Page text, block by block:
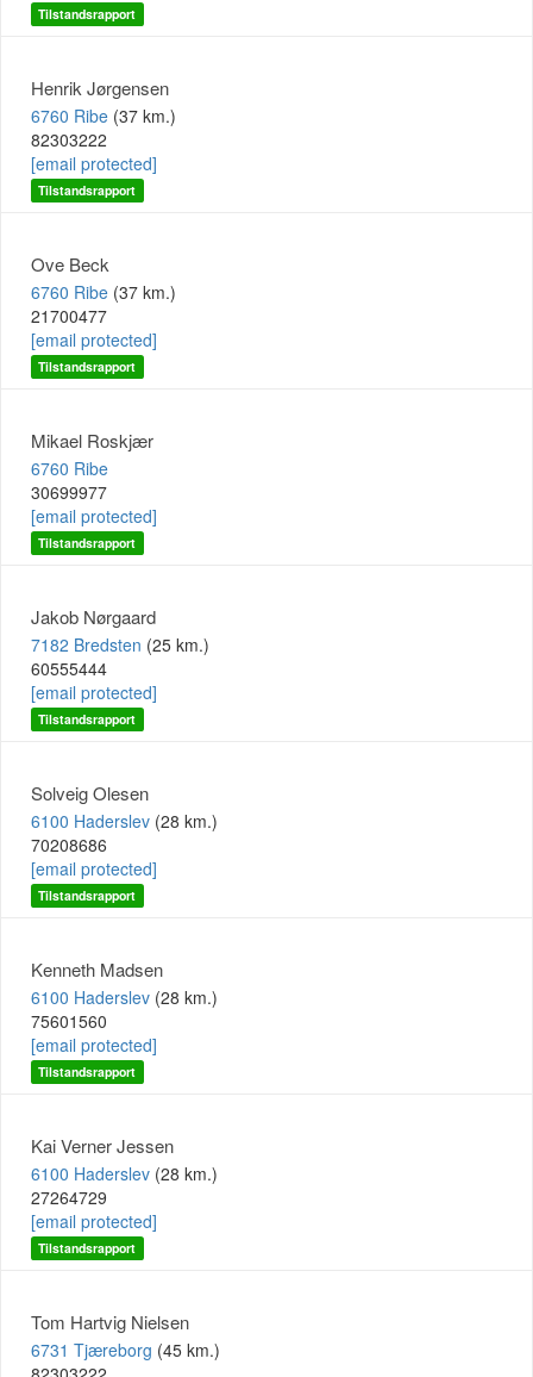
Tilstandsrapport
Henrik Jørgensen
6760 Ribe (37 km.)
82303222
[email protected]
Tilstandsrapport
Ove Beck
6760 Ribe (37 km.)
21700477
[email protected]
Tilstandsrapport
Mikael Roskjær
6760 Ribe
30699977
[email protected]
Tilstandsrapport
Jakob Nørgaard
7182 Bredsten (25 km.)
60555444
[email protected]
Tilstandsrapport
Solveig Olesen
6100 Haderslev (28 km.)
70208686
[email protected]
Tilstandsrapport
Kenneth Madsen
6100 Haderslev (28 km.)
75601560
[email protected]
Tilstandsrapport
Kai Verner Jessen
6100 Haderslev (28 km.)
27264729
[email protected]
Tilstandsrapport
Tom Hartvig Nielsen
6731 Tjæreborg (45 km.)